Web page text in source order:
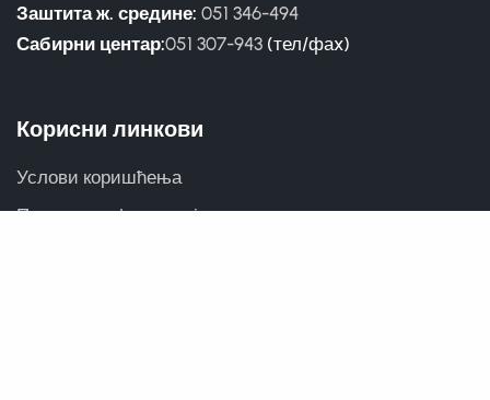
Заштита ж. средине: 051 346-494
Сабирни центар:051 307-943 (тел/фаx)
Корисни линкови
Услови коришћења
Приступ информацијама